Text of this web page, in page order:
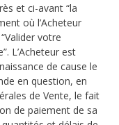
et ci-avant “la
où l’Acheteur
votre
L’Acheteur est
de cause le
en question, en
de Vente, le fait
de paiement de sa